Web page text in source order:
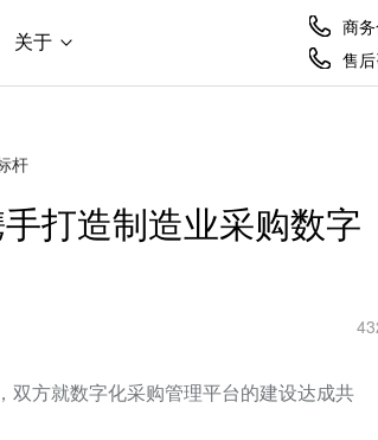
关于
商
售
杆
打造制造业采购数字
双方就数字化采购管理平台的建设达成共